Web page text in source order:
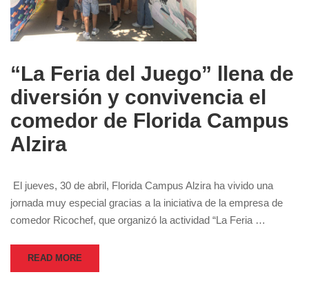
“La Feria del Juego” llena de
diversión y convivencia el
comedor de Florida Campus
Alzira
El jueves, 30 de abril, Florida Campus Alzira ha vivido una
jornada muy especial gracias a la iniciativa de la empresa de
comedor Ricochef, que organizó la actividad “La Feria …
READ MORE